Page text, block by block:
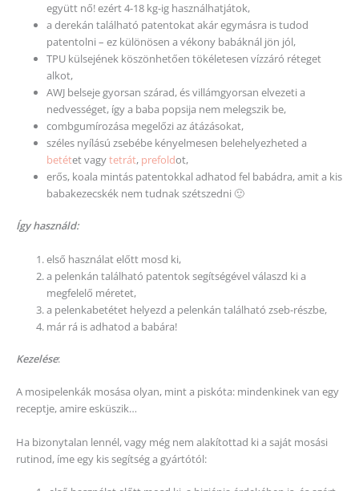
együtt nő! ezért 4-18 kg-ig használhatjátok,
a derekán található patentokat akár egymásra is tudod
patentolni – ez különösen a vékony babáknál jön jól,
TPU külsejének köszönhetően tökéletesen vízzáró réteget
alkot,
AWJ belseje gyorsan szárad, és villámgyorsan elvezeti a
nedvességet, így a baba popsija nem melegszik be,
combgumírozása megelőzi az átázásokat,
széles nyílású zsebébe kényelmesen belehelyezheted a
betétet vagytetrát, prefoldot,
erős, koala mintás patentokkal adhatod fel babádra, amit a kis
babakezecskék nem tudnak szétszedni 🙂
Így használd:
első használat előtt mosd ki,
a pelenkán található patentok segítségével válaszd ki a
megfelelő méretet,
a pelenkabetétet helyezd a pelenkán található zseb-részbe,
már rá is adhatod a babára!
Kezelése:
A mosipelenkák mosása olyan, mint a piskóta: mindenkinek van egy
receptje, amire esküszik…
Ha bizonytalan lennél, vagy még nem alakítottad ki a saját mosási
rutinod, íme egy kis segítség a gyártótól: